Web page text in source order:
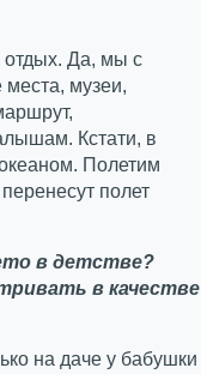
отдых. Да, мы с
музеи,
Кстати, в
Полетим
полет
в детстве?
в качестве
на даче у бабушки